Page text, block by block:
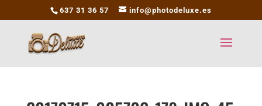
637 31 36 57 info@photodeluxe.es